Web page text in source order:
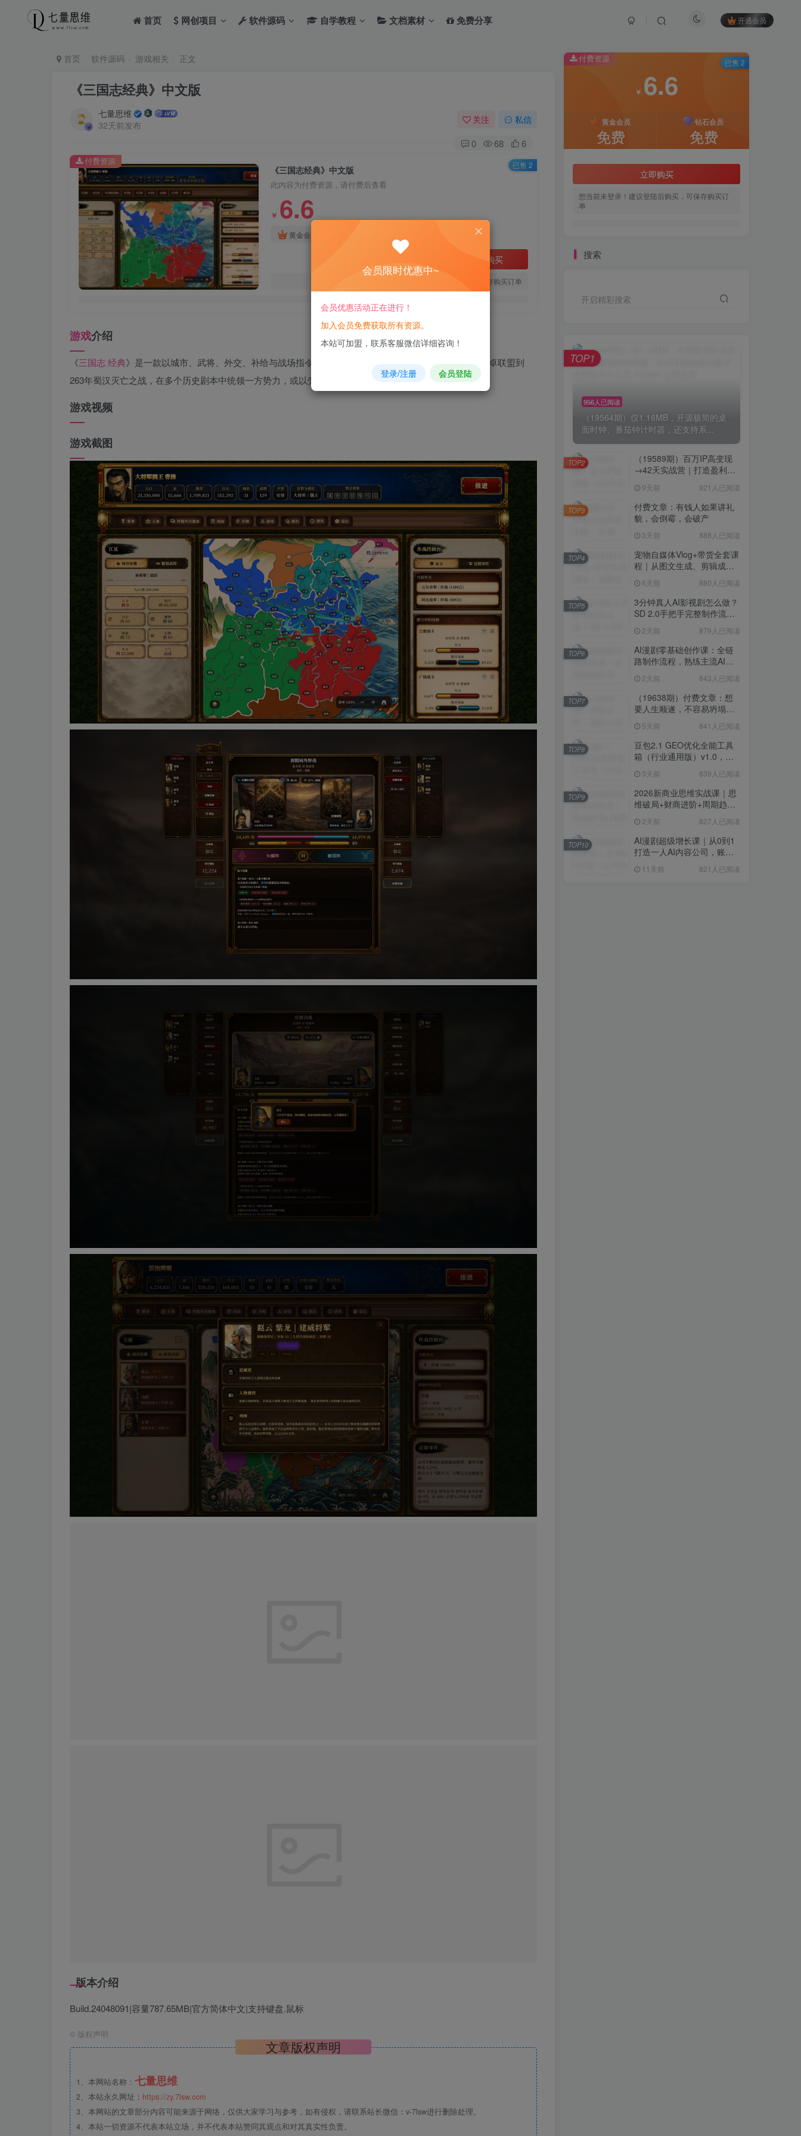
首页 网创项目 软件源码 自学教程 文档素材 免费分享 开通会员
首页 软件源码 游戏相关 正文
《三国志经典》中文版
七量思维
32天前发布
关注 私信
0 68 6
《三国志经典》中文版
此内容为付费资源，请付费后查看
￥ 6.6
黄金会员
立即购买
您当前未登录！建议登陆后购买，可保存购买订单
付费资源 已售 2
游戏介绍
《三国志 经典》是一款以城市、武将、外交、补给与战场指令运营乱世的回合制大战略游戏。从189年反董卓联盟到
263年蜀汉灭亡之战，在多个历史剧本中统领一方势力，或以旁观模式静观历史的流转。
游戏视频
游戏截图
版本介绍
Build.24048091|容量787.65MB|官方简体中文|支持键盘.鼠标
© 版权声明
付费资源
￥ 6.6
黄金会员
免费
钻石会员
免费
立即购买
您当前未登录！建议登陆后购买，可保存购买订
单
已售 2
搜索
开启精彩搜索
956人已阅读
（19564期）仅1.16MB，开源极简的桌
面时钟、番茄钟计时器，还支持系...
TOP1
（19589期）百万IP高变现
→42天实战营｜打造盈利赚
域转化批量成交积累客户案
例
9天前 921人已阅读
TOP2
付费文章：有钱人如果讲礼
貌，会倒霉，会破产
3天前 888人已阅读
TOP3
宠物自媒体Vlog+带货全套课
程｜从图文生成、剪辑成片
6天前 880人已阅读
TOP4
3分钟真人AI影视剧怎么做？
SD 2.0手把手完整制作流程
无限生成
2天前 879人已阅读
TOP5
AI漫剧零基础创作课：全链
路制作流程，熟练主流AI工
2天前 843人已阅读
TOP6
（19638期）付费文章：想
要人生顺遂，不容易坍塌，
5天前 841人已阅读
TOP7
豆包2.1 GEO优化全能工具
箱（行业通用版）v1.0，会
景 3天前 839人已阅读
TOP8
2026新商业思维实战课｜思
维破局+财商进阶+周期趋势
度解析全体系
2天前 827人已阅读
TOP9
AI漫剧超级增长课｜从0到1
打造一人AI内容公司，账号
流程实战
11天前 821人已阅读
TOP10
会员限时优惠中~
会员优惠活动正在进行！
加入会员免费获取所有资源。
本站可加盟，联系客服微信详细咨询！
登录/注册 会员登陆